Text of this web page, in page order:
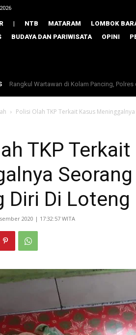
| NTB MATARAM LOMBOK
BUDAYA DAN PARIWISATA OPINI
Rangkul Wartawan di Kolam Pancing,
Bupati Lombok Tengah Lalu Pathul Bahri
Polisi Olah TKP Terkait Kasus
TKP Terkait
Diri Di Loteng
2020 | 17:32:57 WITA